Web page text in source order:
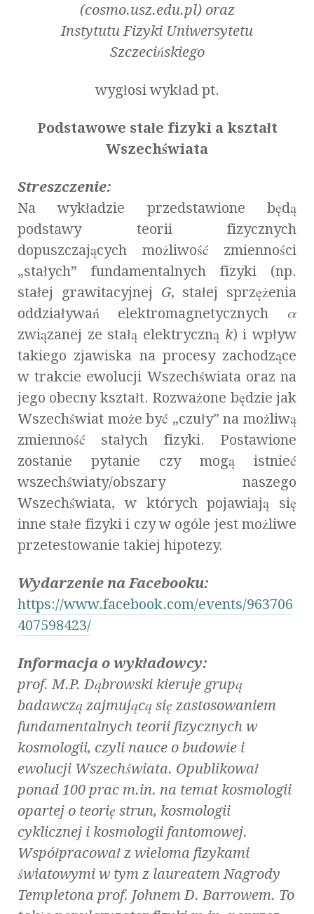
(cosmo.usz.edu.pl) oraz
Instytutu Fizyki Uniwersytetu
Szczecińskiego
wygłosi wykład pt.
Podstawowe stałe fizyki a kształt
Wszechświata
Streszczenie:
Na wykładzie przedstawione będą
podstawy teorii fizycznych
dopuszczających możliwość zmienności
„stałych” fundamentalnych fizyki (np.
stałej grawitacyjnej G, stałej sprzężenia
oddziaływań elektromagnetycznych α
związanej ze stałą elektryczną k) i wpływ
takiego zjawiska na procesy zachodzące
w trakcie ewolucji Wszechświata oraz na
jego obecny kształt. Rozważone będzie jak
Wszechświat może być „czuły” na możliwą
zmienność stałych fizyki. Postawione
zostanie pytanie czy mogą istnieć
wszechświaty/obszary naszego
Wszechświata, w których pojawiają się
inne stałe fizyki i czy w ogóle jest możliwe
przetestowanie takiej hipotezy.
Wydarzenie na Facebooku:
https://www.facebook.com/events/963706
407598423/
Informacja o wykładowcy:
prof. M.P. Dąbrowski kieruje grupą
badawczą zajmującą się zastosowaniem
fundamentalnych teorii fizycznych w
kosmologii, czyli nauce o budowie i
ewolucji Wszechświata. Opublikował
ponad 100 prac m.in. na temat kosmologii
opartej o teorię strun, kosmologii
cyklicznej i kosmologii fantomowej.
Współpracował z wieloma fizykami
światowymi w tym z laureatem Nagrody
Templetona prof. Johnem D. Barrowem. To